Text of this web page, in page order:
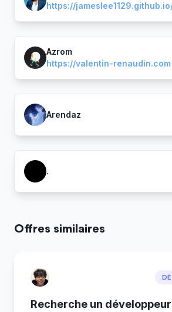
https://
Azrom
https://valentin-renaudin.com
Arendaz
.
Offres similaires
Recherche un